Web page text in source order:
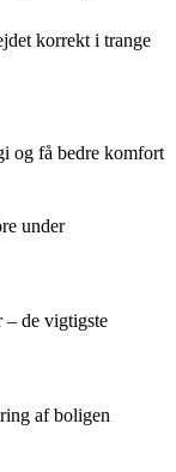
korrekt i trange
og få bedre komfort
under
– de vigtigste
af boligen